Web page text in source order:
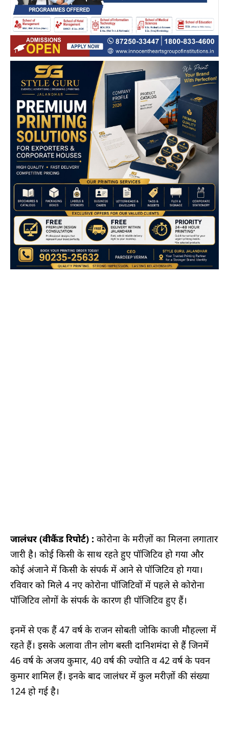
जालंधर (वीकैंड रिपोर्ट) : कोरोना के मरीज़ों का मिलना लगातार
जारी है। कोई किसी के साथ रहते हुए पॉजिटिव हो गया और
कोई अंजाने में किसी के संपर्क में आने से पॉजिटिव हो गया।
रविवार को मिले 4 नए कोरोना पॉजिटिवों में पहले से कोरोना
पॉजिटिव लोगों के संपर्क के कारण ही पॉजिटिव हुए हैं।
इनमें से एक हैं 47 वर्ष के राजन सोबती जोकि काजी मौहल्ला में
रहते हैं। इसके अलावा तीन लोग बस्ती दानिशमंदा से हैं जिनमें
46 वर्ष के अजय कुमार, 40 वर्ष की ज्योति व 42 वर्ष के पवन
कुमार शामिल हैं। इनके बाद जालंधर में कुल मरीज़ों की संख्या
124 हो गई है।